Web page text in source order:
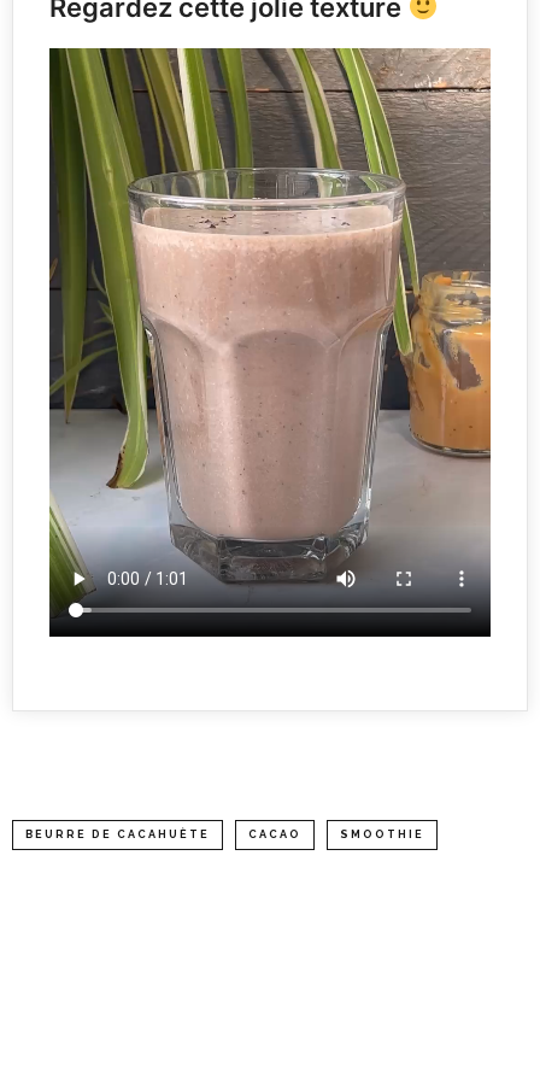
Regardez cette jolie texture
BEURRE DE CACAHUÈTE CACAO SMOOTHIE